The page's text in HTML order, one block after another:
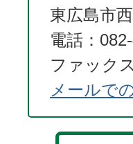
東広島市
電話：
ファック
メールで